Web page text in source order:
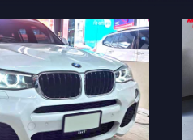
ระบบ คู่หน้า: มิดเรนจ์ตัวท็อป
II จับคู่แหลม GZPT 28SQ
านฉ่ำ รายละเอียดระยิบระยับ
เบาะ: GZCS 100BMW-A
SW4 ตรงรุ่นเพื่อ
อย่างลงตัว เสริมพลังเบาะ
ตัวแรง Audison APBX
บสอิ่ม ลึก กระชับ สมองกลคุม